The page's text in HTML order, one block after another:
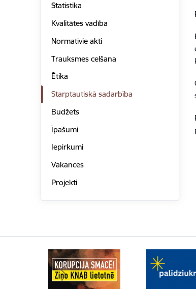
Statistika
Kvalitātes vadība
Normatīvie akti
Trauksmes celšana
Ētika
Starptautiskā sadarbība
Budžets
Īpašumi
Iepirkumi
Vakances
Projekti